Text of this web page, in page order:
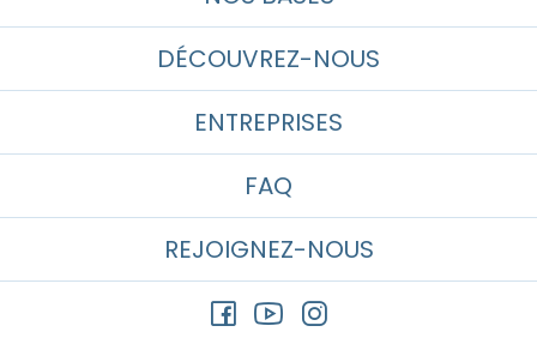
DÉCOUVREZ-NOUS
ENTREPRISES
FAQ
REJOIGNEZ-NOUS